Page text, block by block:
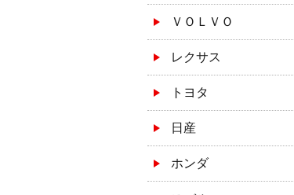
ＶＯＬＶＯ
レクサス
トヨタ
日産
ホンダ